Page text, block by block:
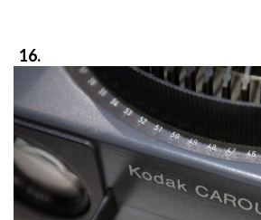
16.